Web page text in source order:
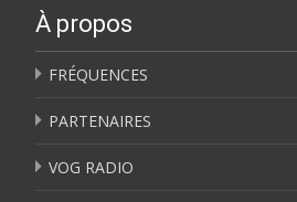
À propos
FRÉQUENCES
PARTENAIRES
VOG RADIO